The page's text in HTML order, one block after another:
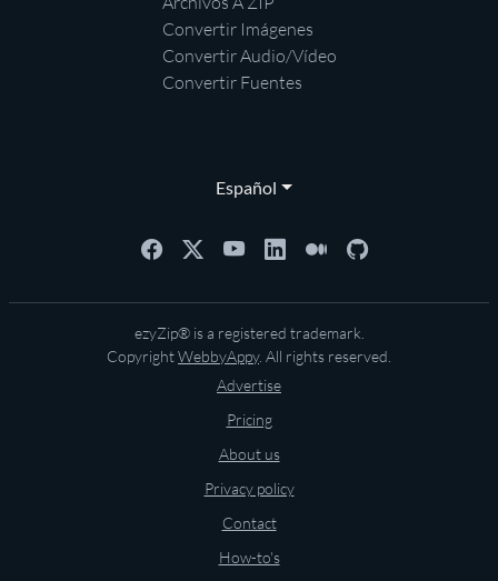
Convertir Imágenes
Convertir Audio/Vídeo
Convertir Fuentes
Español
ezyZip® is a registered trademark.
CopyrightWebbyAppy. All rights reserved.
Advertise
Pricing
About us
Privacy policy
Contact
How-to's